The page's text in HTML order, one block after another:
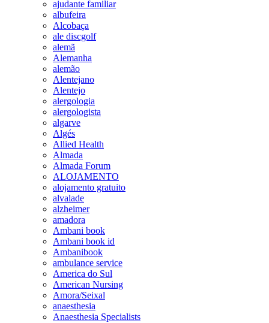
ajudante familiar
albufeira
Alcobaça
ale discgolf
alemã
Alemanha
alemão
Alentejano
Alentejo
alergologia
alergologista
algarve
Algés
Allied Health
Almada
Almada Forum
ALOJAMENTO
alojamento gratuito
alvalade
alzheimer
amadora
Ambani book
Ambani book id
Ambanibook
ambulance service
America do Sul
American Nursing
Amora/Seixal
anaesthesia
Anaesthesia Specialists